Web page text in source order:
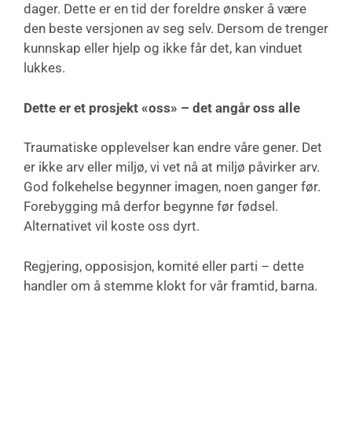
dager. Dette er en tid der foreldre ønsker å være
den beste versjonen av seg selv. Dersom de trenger
kunnskap eller hjelp og ikke får det, kan vinduet
lukkes.
Dette er et prosjekt «oss» – det angår oss alle
Traumatiske opplevelser kan endre våre gener. Det
er ikke arv eller miljø, vi vet nå at miljø påvirker arv.
God folkehelse begynner imagen, noen ganger før.
Forebygging må derfor begynne før fødsel.
Alternativet vil koste oss dyrt.
Regjering, opposisjon, komité eller parti – dette
handler om å stemme klokt for vår framtid, barna.